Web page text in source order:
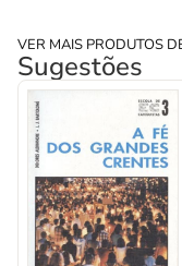
VER MAIS PRODUTOS
Sugestões